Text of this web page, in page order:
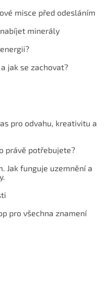
misce před odesláním
minerály
jak se zachovat?
pro odvahu, kreativitu a
právě potřebujete?
Jak funguje uzemnění a
pro všechna znamení